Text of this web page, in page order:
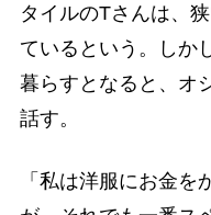
タイルのTさんは、
ているという。しか
暮らすとなると、オ
話す。
「私は洋服にお金